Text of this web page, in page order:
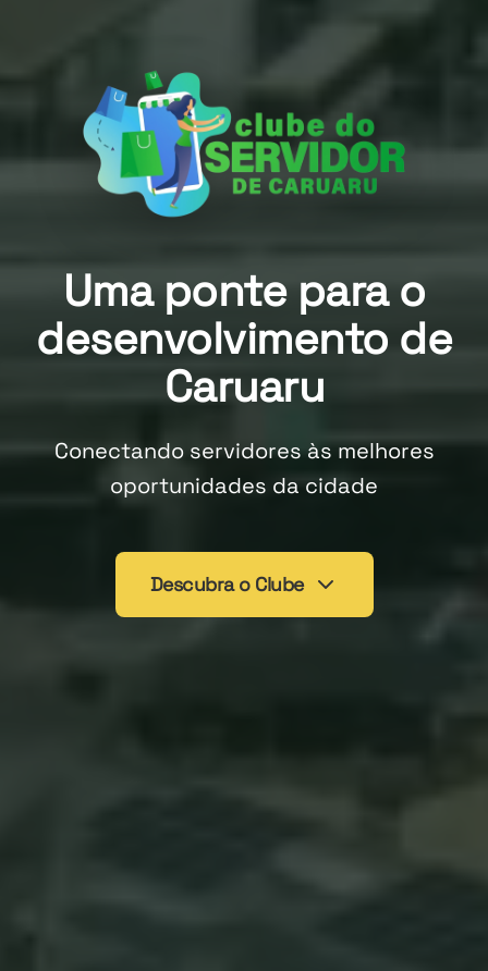
Uma ponte para o
desenvolvimento de
Caruaru
Conectando servidores às melhores
oportunidades da cidade
Descubra o Clube